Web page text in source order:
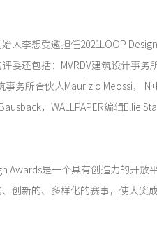
人李想受邀担任2021LOOP
委还包括：MVRDV建筑设计事务
事务所合伙人Maurizio Meossi，
，WALLPAPER编辑Ellie
Awards是一个具有创造力的开放
、创新的、多样化的赛事，使大奖